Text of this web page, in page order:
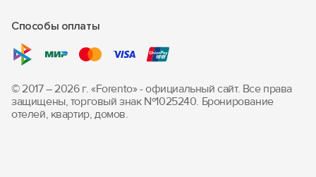
Способы оплаты
© 2017 – 2026 г. «Forento» - официальный сайт. Все права
защищены, торговый знак Nº1025240. Бронирование
отелей, квартир, домов.